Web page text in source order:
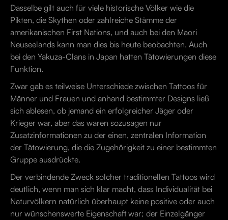
Dasselbe gilt auch für viele historische Völker wie die
Pikten, die Skythen oder zahlreiche Stämme der
amerikanischen First Nations, und auch bei den Maori
Neuseelands kann man dies bis heute beobachten. Auch
bei den Yakuza-Clans in Japan hatten Tätowierungen diese
Funktion.
Zwar gab es teilweise Unterschiede zwischen Tattoos für
Männer und Frauen und anhand bestimmter Designs ließ
sich ablesen, ob jemand ein erfolgreicher Jäger oder
Krieger war, aber das waren sozusagen nur
Zusatzinformationen zu der einen, zentralen Information
der Tätowierung, die die Zugehörigkeit zu einer bestimmten
Gruppe ausdrückte.
Der verbindende Zweck solcher traditionellen Tattoos wird
deutlich, wenn man sich klar macht, dass Individualität bei
Naturvölkern natürlich überhaupt keine positive oder auch
nur wünschenswerte Eigenschaft war; der Einzelgänger